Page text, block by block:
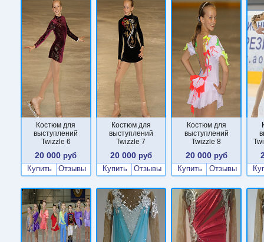
Костюм для
выступлений
Twizzle 6
20 000 руб
Купить
Отзывы
Костюм для
выступлений
Twizzle 7
20 000 руб
Купить
Отзывы
Костюм для
выступлений
Twizzle 8
20 000руб
Купить
Отзывы